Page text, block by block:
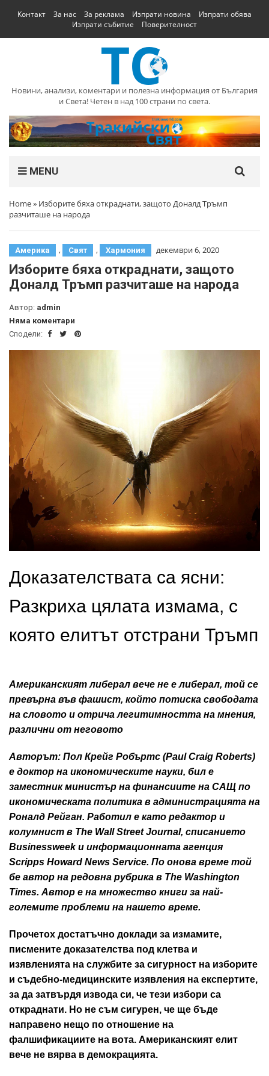
Контакт За нас За реклама Изпрати новина
Изпрати обява
Изпрати събитие
Поверителност
Новини, анализи, коментари и полезна информация от България
и Света! Четен в над 100 страни по света.
MENU
Home» Изборите бяха откраднати, защото Доналд Тръмп
разчиташе на народа
Америка , Свят , Хармония декември 6, 2020
Изборите бяха откраднати, защото
Доналд Тръмп разчиташе на народа
Автор: admin
Няма коментари
Сподели:
Доказателствата са ясни:
Разкриха цялата измама, с
която елитът отстрани Тръмп
Американският либерал вече не е либерал, той се
превърна във фашист, който потиска свободата
на словото и отрича легитимността на мнения,
различни от неговото
Авторът: Пол Крейг Робъртс (Paul Craig Roberts)
е доктор на икономическите науки, бил е
заместник министър на финансиите на САЩ по
икономическата политика в администрацията на
Роналд Рейган. Работил е като редактор и
колумнист в The Wall Street Journal, списанието
Businessweek и информационната агенция
Scripps Howard News Service. По онова време той
бе автор на редовна рубрика в The Washington
Times. Автор е на множество книги за най-
големите проблеми на нашето време.
Прочетох достатъчно доклади за измамите,
писмените доказателства под клетва и
изявленията на службите за сигурност на изборите
и съдебно-медицинските изявления на експертите,
за да затвърдя извода си, че тези избори са
откраднати. Но не съм сигурен, че ще бъде
направено нещо по отношение на
фалшификациите на вота. Американският елит
вече не вярва в демокрацията.